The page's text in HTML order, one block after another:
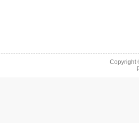
Copyright